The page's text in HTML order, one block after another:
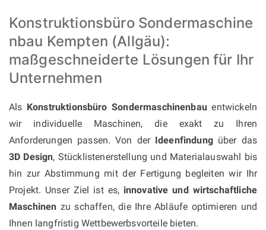
Konstruktionsbüro Sondermaschine
nbau Kempten (Allgäu):
maßgeschneiderte Lösungen für Ihr
Unternehmen
Als Konstruktionsbüro Sondermaschinenbauentwickeln
wir individuelle Maschinen, die exakt zu Ihren
Anforderungen passen. Von der Ideenfindungüber das
3D Design, Stücklistenerstellung und Materialauswahl bis
hin zur Abstimmung mit der Fertigung begleiten wir Ihr
Projekt. Unser Ziel ist es, innovative und wirtschaftliche
Maschinen zu schaffen, die Ihre Abläufe optimieren und
Ihnen langfristig Wettbewerbsvorteile bieten.